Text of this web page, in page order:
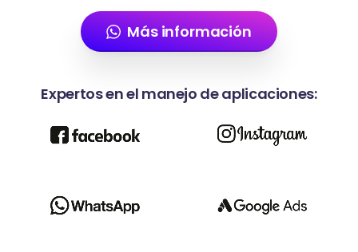
Más información
Expertos en el manejo de aplicaciones: